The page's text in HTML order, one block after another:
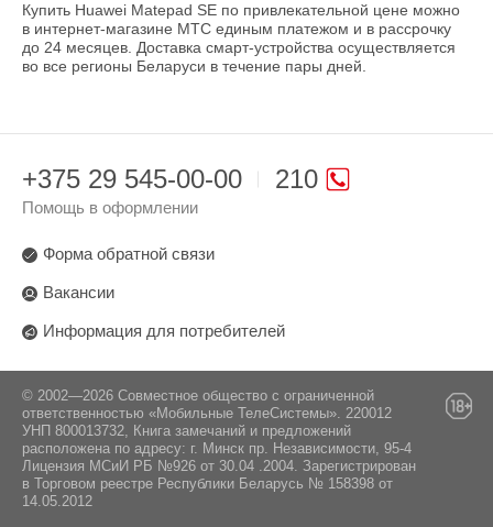
Купить Huawei Matepad SE по привлекательной цене можно
в интернет-магазине МТС единым платежом и в рассрочку
до 24 месяцев. Доставка смарт-устройства осуществляется
во все регионы Беларуси в течение пары дней.
210
+375 29 545-00-00
Помощь в оформлении
Форма обратной связи
Вакансии
Информация для потребителей
© 2002—2026 Совместное общество с ограниченной
ответственностью «Мобильные ТелеСистемы». 220012
УНП 800013732, Книга замечаний и предложений
расположена по адресу: г. Минск пр. Независимости, 95-4
Лицензия МСиИ РБ №926 от 30.04 .2004. Зарегистрирован
в Торговом реестре Республики Беларусь № 158398 от
14.05.2012